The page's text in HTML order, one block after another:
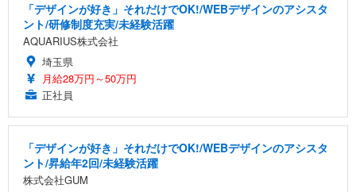
「デザインが好き」それだけでOK!/WEBデザインのアシスタ
ント/研修制度充実/未経験活躍
AQUARIUS株式会社
埼玉県
月給28万円～50万円
正社員
「デザインが好き」それだけでOK!/WEBデザインのアシスタ
ント/昇給年2回/未経験活躍
株式会社GUM